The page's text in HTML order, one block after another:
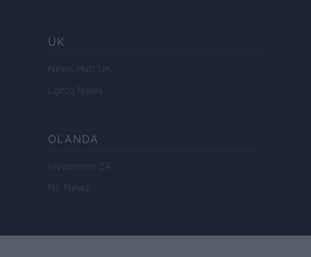
UK
News Hub UK
Lgbtq News
OLANDA
Investeren 24
NL Newz